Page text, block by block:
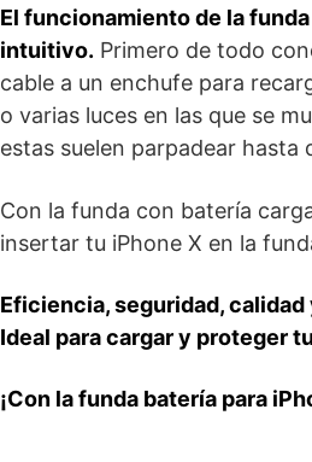
El funcionamiento de la
intuitivo. Primero de todo
cable a un enchufe para
o varias luces en las que se
estas suelen parpadear hasta
Con la funda con batería
insertar tu iPhone X en la
Eficiencia, seguridad,
Ideal para cargar y proteger
¡Con la funda batería para